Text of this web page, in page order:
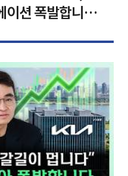
이션 폭발합니다